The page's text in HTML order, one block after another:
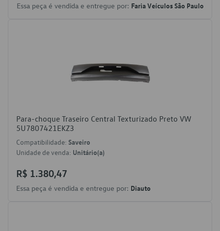
Essa peça é vendida e entregue por: Faria Veículos São Paulo
Para-choque Traseiro Central Texturizado Preto VW
5U7807421EKZ3
Compatibilidade: Saveiro
Unidade de venda: Unitário(a)
R$ 1.380,47
Essa peça é vendida e entregue por: Diauto